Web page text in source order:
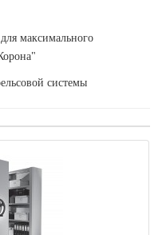
максимального
системы